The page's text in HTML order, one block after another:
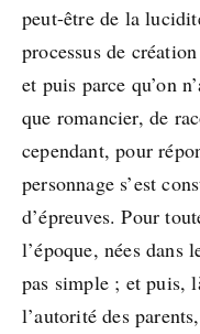
peut-être de la
processus de
et puis parce qu’on
que romancier, de
cependant, pour
personnage s’est
d’épreuves. Pour
l’époque, nées
pas simple ; et
l’autorité des